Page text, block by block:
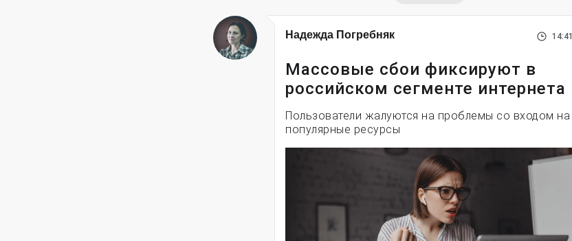
Надежда Погребняк 14:41
Массовые сбои фиксируют в
российском сегменте интернета
Пользователи жалуются на проблемы со входом на
популярные ресурсы